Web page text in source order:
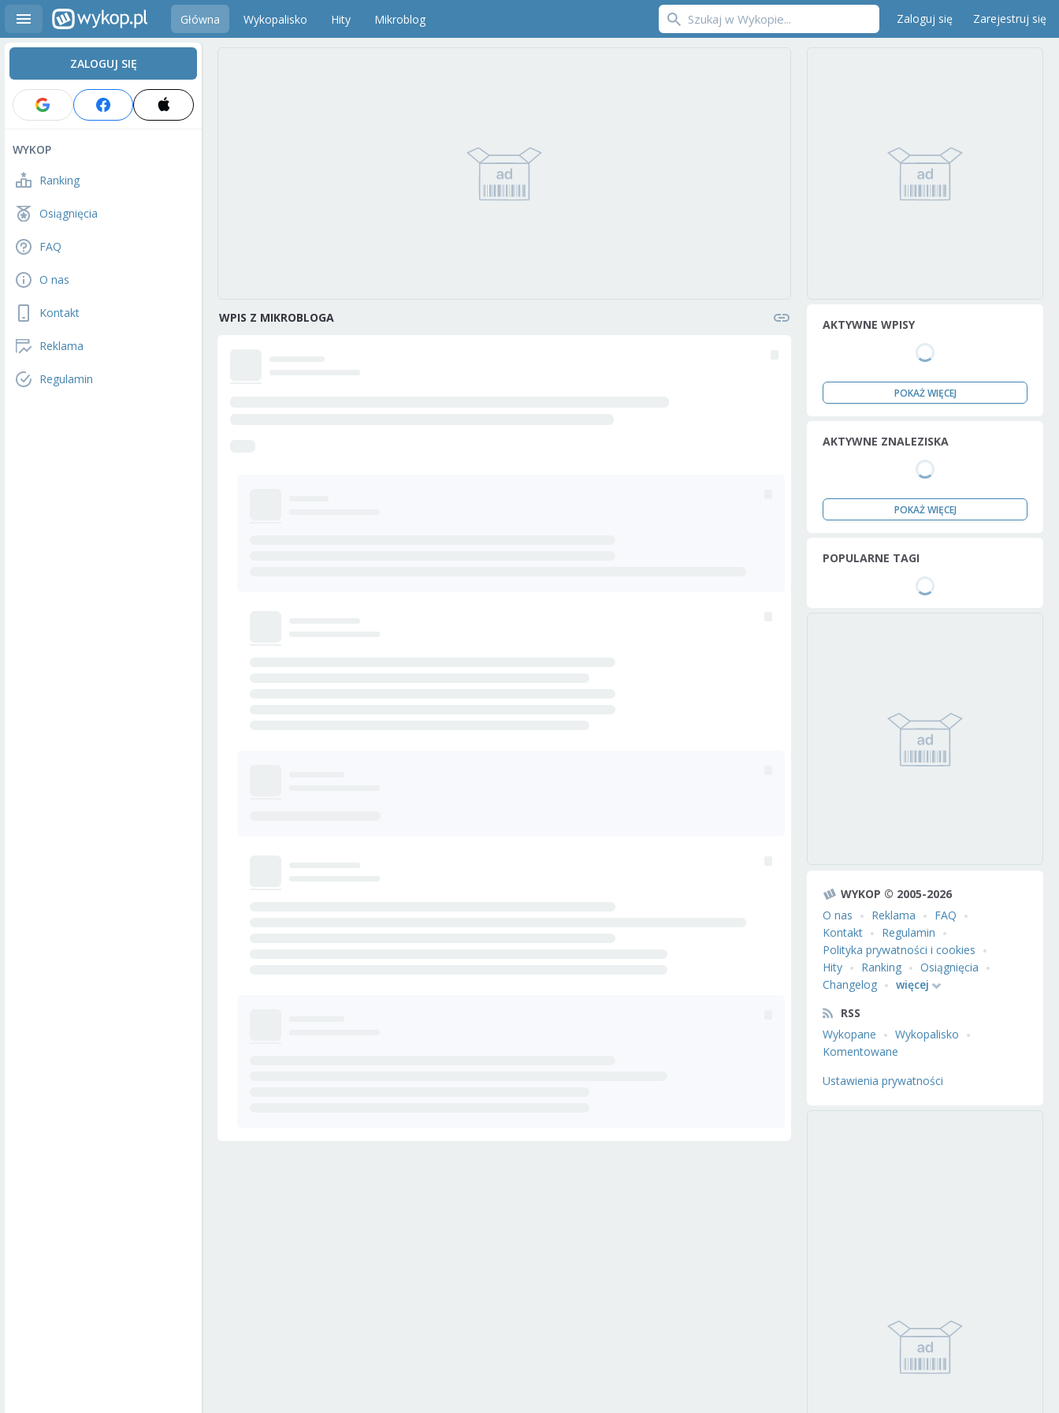
Główna Wykopalisko Hity Mikroblog Zaloguj się Zarejestruj się
ZALOGUJ SIĘ
WYKOP
Ranking
Osiągnięcia
FAQ
O nas
Kontakt
Reklama
Regulamin
WPIS Z MIKROBLOGA AKTYWNE WPISY
POKAŻ WIĘCEJ
AKTYWNE ZNALEZISKA
POKAŻ WIĘCEJ
POPULARNE TAGI
WYKOP © 2005-2026
O nas
Reklama
FAQ
Kontakt
Regulamin
Polityka prywatności i cookies
Hity
Ranking
Osiągnięcia
Changelog
więcej
RSS
Wykopane
Wykopalisko
Komentowane
Ustawienia prywatności